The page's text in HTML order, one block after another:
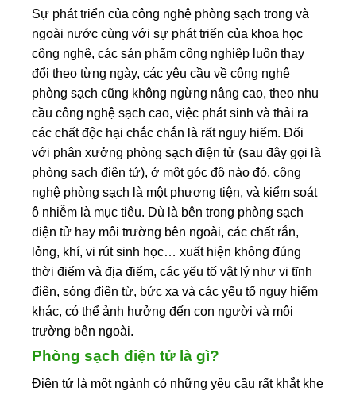
Sự phát triển của công nghệ phòng sạch trong và
ngoài nước cùng với sự phát triển của khoa học
công nghệ, các sản phẩm công nghiệp luôn thay
đổi theo từng ngày, các yêu cầu về công nghệ
phòng sạch cũng không ngừng nâng cao, theo nhu
cầu công nghệ sạch cao, việc phát sinh và thải ra
các chất độc hại chắc chắn là rất nguy hiểm. Đối
với phân xưởng phòng sạch điện tử (sau đây gọi là
phòng sạch điện tử), ở một góc độ nào đó, công
nghệ phòng sạch là một phương tiện, và kiểm soát
ô nhiễm là mục tiêu. Dù là bên trong phòng sạch
điện tử hay môi trường bên ngoài, các chất rắn,
lỏng, khí, vi rút sinh học… xuất hiện không đúng
thời điểm và địa điểm, các yếu tố vật lý như vi tĩnh
điện, sóng điện từ, bức xạ và các yếu tố nguy hiểm
khác, có thể ảnh hưởng đến con người và môi
trường bên ngoài.
Phòng sạch điện tử là gì?
Điện tử là một ngành có những yêu cầu rất khắt khe